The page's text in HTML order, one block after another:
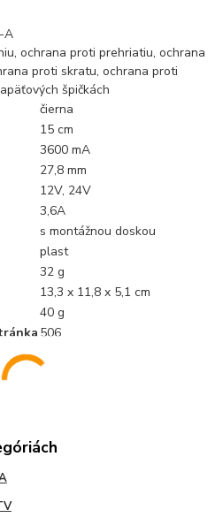
A
ochrana proti prehriatiu, ochrana
proti skratu, ochrana proti
špičkách
čierna
15 cm
3600 mA
27,8 mm
12V, 24V
3,6A
s montážnou doskou
plast
32 g
13,3 x 11,8 x 5,1 cm
40 g
506